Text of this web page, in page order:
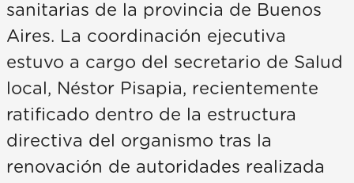
sanitarias de la provincia de Buenos
Aires. La coordinación ejecutiva
estuvo a cargo del secretario de Salud
local, Néstor Pisapia, recientemente
ratificado dentro de la estructura
directiva del organismo tras la
renovación de autoridades realizada